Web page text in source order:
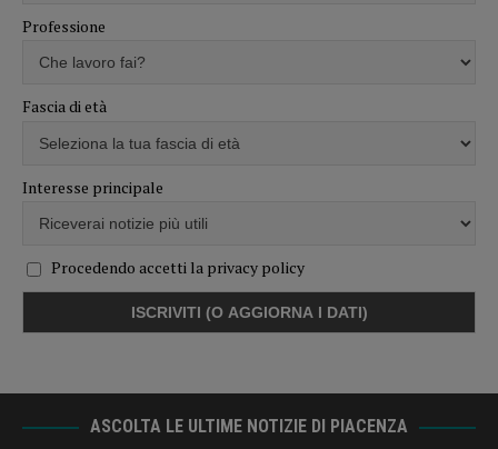
Professione
Fascia di età
Interesse principale
Procedendo accetti la privacy policy
ASCOLTA LE ULTIME NOTIZIE DI PIACENZA